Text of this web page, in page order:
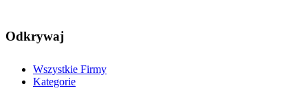
Odkrywaj
Wszystkie Firmy
Kategorie